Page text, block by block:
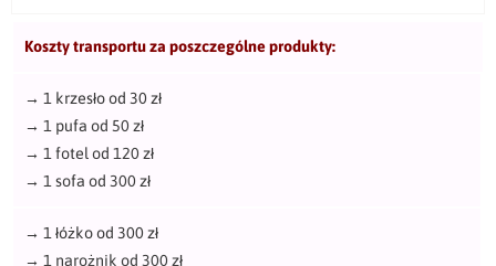
Koszty transportu za poszczególne produkty:
→ 1 krzesło od 30 zł
→ 1 pufa od 50 zł
→ 1 fotel od 120 zł
→ 1 sofa od 300 zł
→ 1 łóżko od 300 zł
→ 1 narożnik od 300 zł